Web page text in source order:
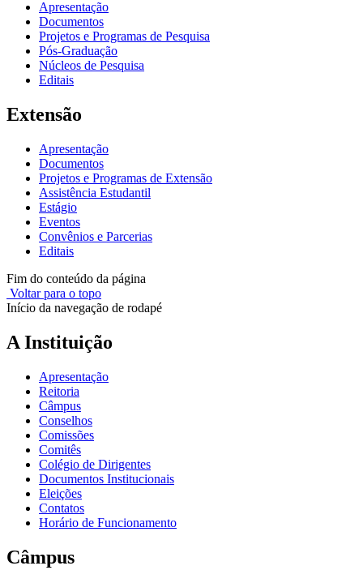
Apresentação
Documentos
Projetos e Programas de Pesquisa
Pós-Graduação
Núcleos de Pesquisa
Editais
Extensão
Apresentação
Documentos
Projetos e Programas de Extensão
Assistência Estudantil
Estágio
Eventos
Convênios e Parcerias
Editais
Fim do conteúdo da página
Voltar para o topo
Início da navegação de rodapé
A Instituição
Apresentação
Reitoria
Câmpus
Conselhos
Comissões
Comitês
Colégio de Dirigentes
Documentos Institucionais
Eleições
Contatos
Horário de Funcionamento
Câmpus